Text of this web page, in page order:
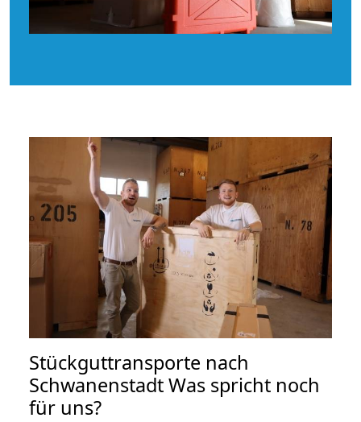
Stückguttransporte nach
Schwanenstadt Was spricht noch
für uns?